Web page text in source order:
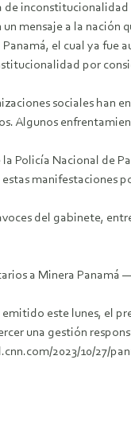
inconstitucionalidad
mensaje a la nación
el cual ya fue
por
sociales han
Algunos
Policía Nacional de
manifestaciones
del gabinete,
a Minera Panamá
este lunes, el
una gestión
2023/10/27/